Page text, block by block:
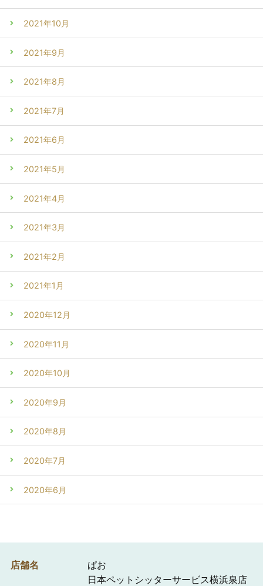
2021年10月
2021年9月
2021年8月
2021年7月
2021年6月
2021年5月
2021年4月
2021年3月
2021年2月
2021年1月
2020年12月
2020年11月
2020年10月
2020年9月
2020年8月
2020年7月
2020年6月
店舗名
ぱお
日本ペットシッターサービス横浜泉店